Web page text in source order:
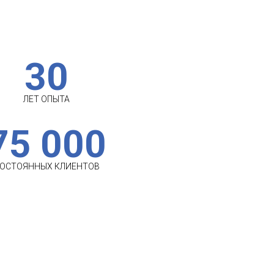
30
ЛЕТ ОПЫТА
000
КЛИЕНТОВ